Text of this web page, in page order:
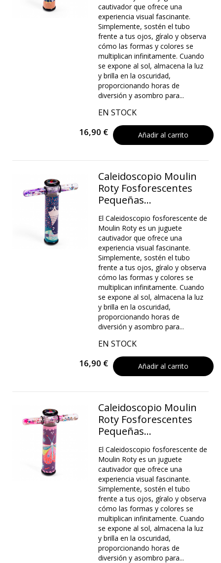
cautivador que ofrece una
experiencia visual fascinante.
Simplemente, sostén el tubo
frente a tus ojos, gíralo y observa
cómo las formas y colores se
multiplican infinitamente. Cuando
se expone al sol, almacena la luz
y brilla en la oscuridad,
proporcionando horas de
diversión y asombro para...
EN STOCK
16,90 € Añadir al carrito
Caleidoscopio Moulin
Roty Fosforescentes
Pequeñas...
El Caleidoscopio fosforescente de
Moulin Roty es un juguete
cautivador que ofrece una
experiencia visual fascinante.
Simplemente, sostén el tubo
frente a tus ojos, gíralo y observa
cómo las formas y colores se
multiplican infinitamente. Cuando
se expone al sol, almacena la luz
y brilla en la oscuridad,
proporcionando horas de
diversión y asombro para...
EN STOCK
16,90 € Añadir al carrito
Caleidoscopio Moulin
Roty Fosforescentes
Pequeñas...
El Caleidoscopio fosforescente de
Moulin Roty es un juguete
cautivador que ofrece una
experiencia visual fascinante.
Simplemente, sostén el tubo
frente a tus ojos, gíralo y observa
cómo las formas y colores se
multiplican infinitamente. Cuando
se expone al sol, almacena la luz
y brilla en la oscuridad,
proporcionando horas de
diversión y asombro para...